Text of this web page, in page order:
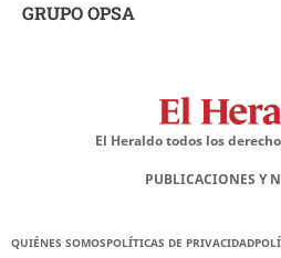
GRUPO OPSA
El Heraldo todos los
PUBLICACIONES Y
QUIÉNES SOMOSPOLÍTICAS DE PRIVACIDAD